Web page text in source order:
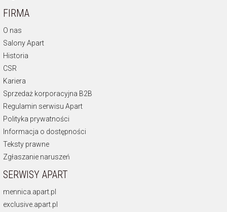
FIRMA
O nas
Salony Apart
Historia
CSR
Kariera
Sprzedaż korporacyjna B2B
Regulamin serwisu Apart
Polityka prywatności
Informacja o dostępności
Teksty prawne
Zgłaszanie naruszeń
SERWISY APART
mennica.apart.pl
exclusive.apart.pl